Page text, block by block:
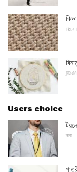
নিচের
Users choice
দাবা